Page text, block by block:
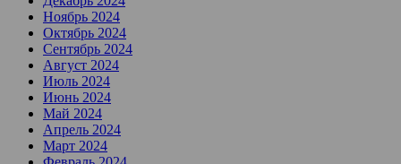
Ноябрь 2024
Октябрь 2024
Сентябрь 2024
Август 2024
Июль 2024
Июнь 2024
Май 2024
Апрель 2024
Март 2024